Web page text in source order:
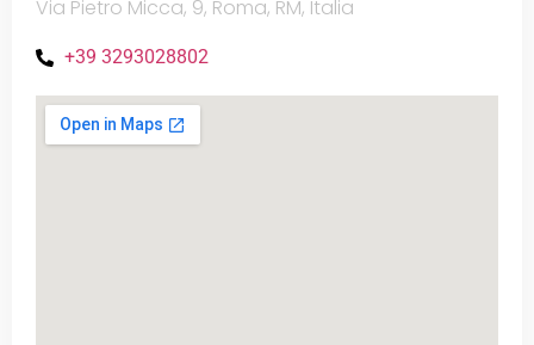
Via Pietro Micca, 9, Roma, RM, Italia
+39 3293028802